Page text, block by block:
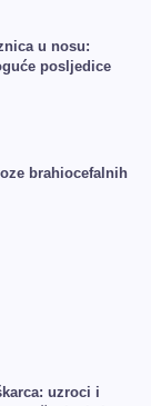
u nosu:
posljedice
brahiocefalnih
uzroci i